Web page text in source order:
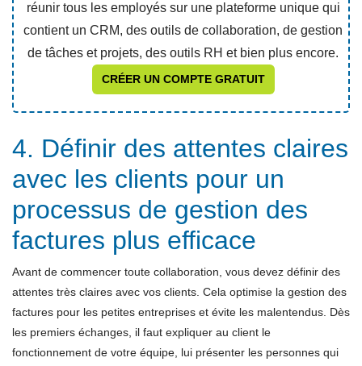
réunir tous les employés sur une plateforme unique qui
contient un CRM, des outils de collaboration, de gestion
de tâches et projets, des outils RH et bien plus encore.
CRÉER UN COMPTE GRATUIT
4. Définir des attentes claires
avec les clients pour un
processus de gestion des
factures plus efficace
Avant de commencer toute collaboration, vous devez définir des
attentes très claires avec vos clients. Cela optimise la gestion des
factures pour les petites entreprises et évite les malentendus. Dès
les premiers échanges, il faut expliquer au client le
fonctionnement de votre équipe, lui présenter les personnes qui